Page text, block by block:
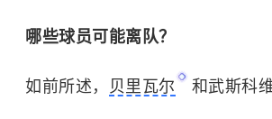
哪些球员可能离队？
如前所述， 贝里瓦尔 和武斯科